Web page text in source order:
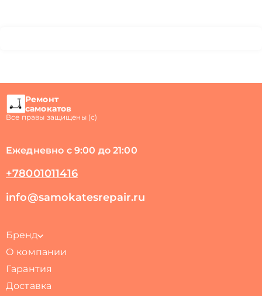
Ремонт
самокатов
Все правы защищены (с)
Ежедневно с 9:00 до 21:00
+78001011416
info@samokatesrepair.ru
Бренд
О компании
Гарантия
Доставка